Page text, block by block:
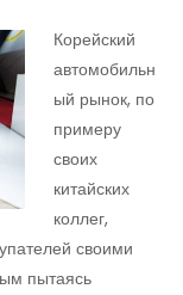
Корейский
автомобильн
ый рынок, по
примеру
своих
китайских
коллег,
своими
пытаясь